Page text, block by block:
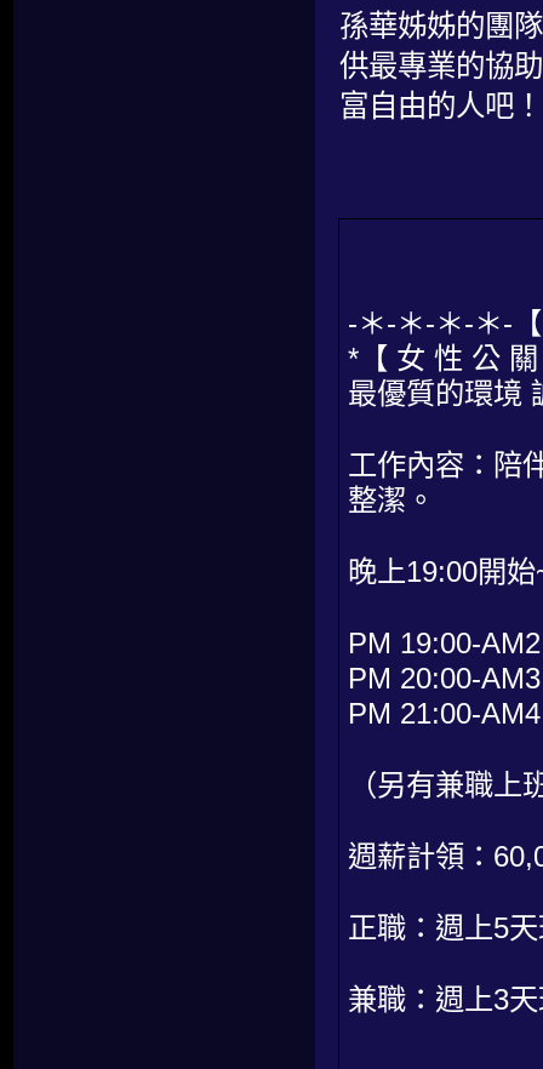
孫華姊姊的團
供最專業的協
富自由的人吧！
-＊-＊-＊-＊-
*【 女 性 公
最優質的環境
工作內容：陪
整潔。
晚上19:00開始
PM 19:00-
PM 20:00-
PM 21:00-
（另有兼職上
週薪計領：
正職：週上5
兼職：週上3